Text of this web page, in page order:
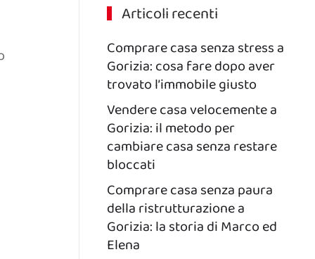
Articoli recenti
Comprare casa senza stress a
Gorizia: cosa fare dopo aver
trovato l’immobile giusto
Vendere casa velocemente a
Gorizia: il metodo per
cambiare casa senza restare
bloccati
Comprare casa senza paura
della ristrutturazione a
Gorizia: la storia di Marco ed
Elena